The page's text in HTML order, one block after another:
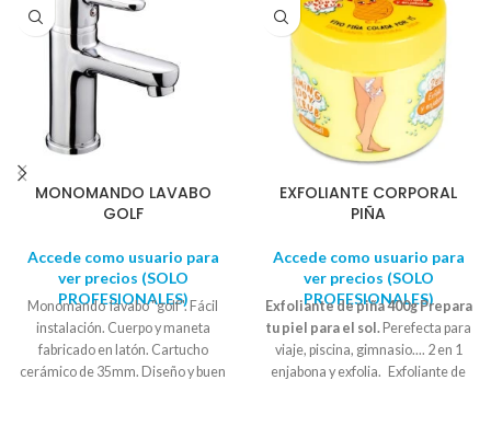
MONOMANDO LAVABO
GOLF
Accede como usuario para
ver precios (SOLO
PROFESIONALES)
Monomando lavabo "golf". Fácil
instalación. Cuerpo y maneta
fabricado en latón. Cartucho
cerámico de 35mm. Diseño y buen
EXFOLIANTE CORPORAL
PIÑA
Accede como usuario para
ver precios (SOLO
PROFESIONALES)
Exfoliante de piña 400gPrepara
tu piel para el sol. Perefecta para
viaje, piscina, gimnasio.... 2 en 1
enjabona y exfolia. Exfoliante de